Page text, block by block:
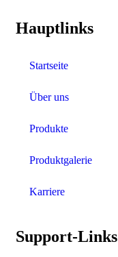
Hauptlinks
Startseite
Über uns
Produkte
Produktgalerie
Karriere
Support-Links